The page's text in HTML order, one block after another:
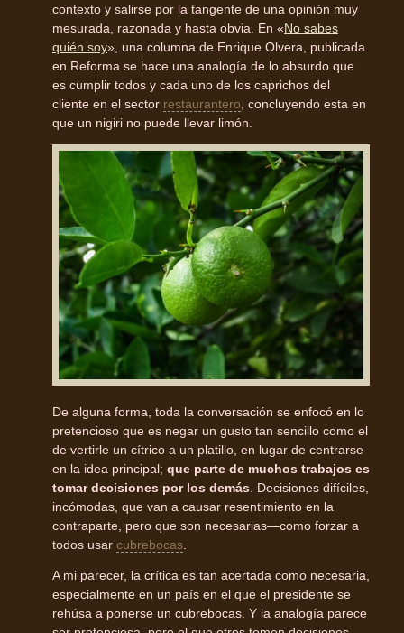
contexto y salirse por la tangente de una opinión muy
mesurada, razonada y hasta obvia. En «No sabes
quién soy», una columna de Enrique Olvera, publicada
en Reforma se hace una analogía de lo absurdo que
es cumplir todos y cada uno de los caprichos del
cliente en el sector restaurantero , concluyendo esta en
que un nigiri no puede llevar limón.
De alguna forma, toda la conversación se enfocó en lo
pretencioso que es negar un gusto tan sencillo como el
de vertirle un cítrico a un platillo, en lugar de centrarse
en la idea principal; que parte de muchos trabajos es
tomar decisiones por los demás . Decisiones difíciles,
incómodas, que van a causar resentimiento en la
contraparte, pero que son necesarias—como forzar a
todos usar cubrebocas
A mi parecer, la crítica es tan acertada como necesaria,
especialmente en un país en el que el presidente se
rehúsa a ponerse un cubrebocas. Y la analogía parece